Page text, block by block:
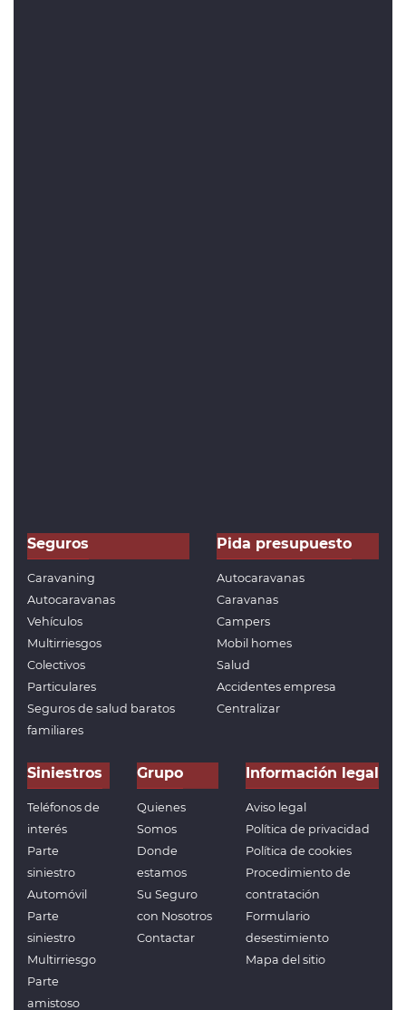
Seguros
Caravaning
Autocaravanas
Vehículos
Multirriesgos
Colectivos
Particulares
Seguros de salud baratos
familiares
Pida presupuesto
Autocaravanas
Caravanas
Campers
Mobil homes
Salud
Accidentes empresa
Centralizar
Siniestros
Teléfonos de
interés
Parte
siniestro
Automóvil
Parte
siniestro
Multirriesgo
Parte
amistoso
Grupo
Quienes
Somos
Donde
estamos
Su Seguro
con Nosotros
Contactar
Información legal
Aviso legal
Política de privacidad
Política de cookies
Procedimiento de
contratación
Formulario
desestimiento
Mapa del sitio